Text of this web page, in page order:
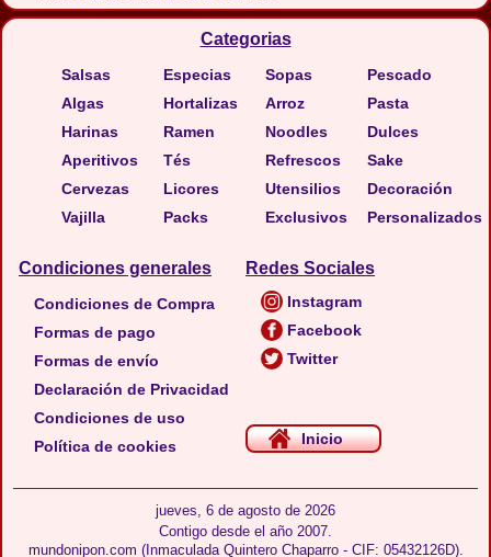
Categorias
Salsas
Algas
Harinas
Aperitivos
Cervezas
Vajilla
Especias
Hortalizas
Ramen
Tés
Licores
Packs
Sopas
Arroz
Noodles
Refrescos
Utensilios
Exclusivos
Pescado
Pasta
Dulces
Sake
Decoración
Personalizados
Condiciones generales
Condiciones de Compra
Formas de pago
Formas de envío
Declaración de Privacidad
Condiciones de uso
Política de cookies
Redes Sociales
Instagram
Facebook
Twitter
Inicio
jueves, 6 de agosto de 2026
Contigo desde el año 2007.
mundonipon.com (Inmaculada Quintero Chaparro - CIF: 05432126D).